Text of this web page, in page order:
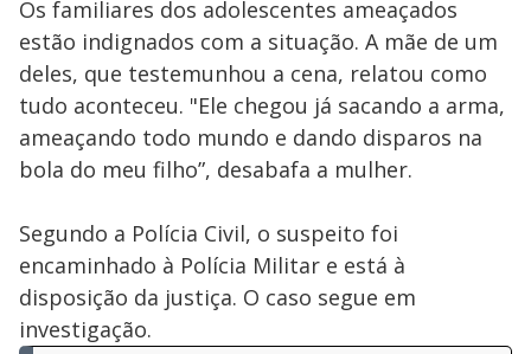
Os familiares dos adolescentes ameaçados
estão indignados com a situação. A mãe de um
deles, que testemunhou a cena, relatou como
tudo aconteceu. "Ele chegou já sacando a arma,
ameaçando todo mundo e dando disparos na
bola do meu filho”, desabafa a mulher.
Segundo a Polícia Civil, o suspeito foi
encaminhado à Polícia Militar e está à
disposição da justiça. O caso segue em
investigação.